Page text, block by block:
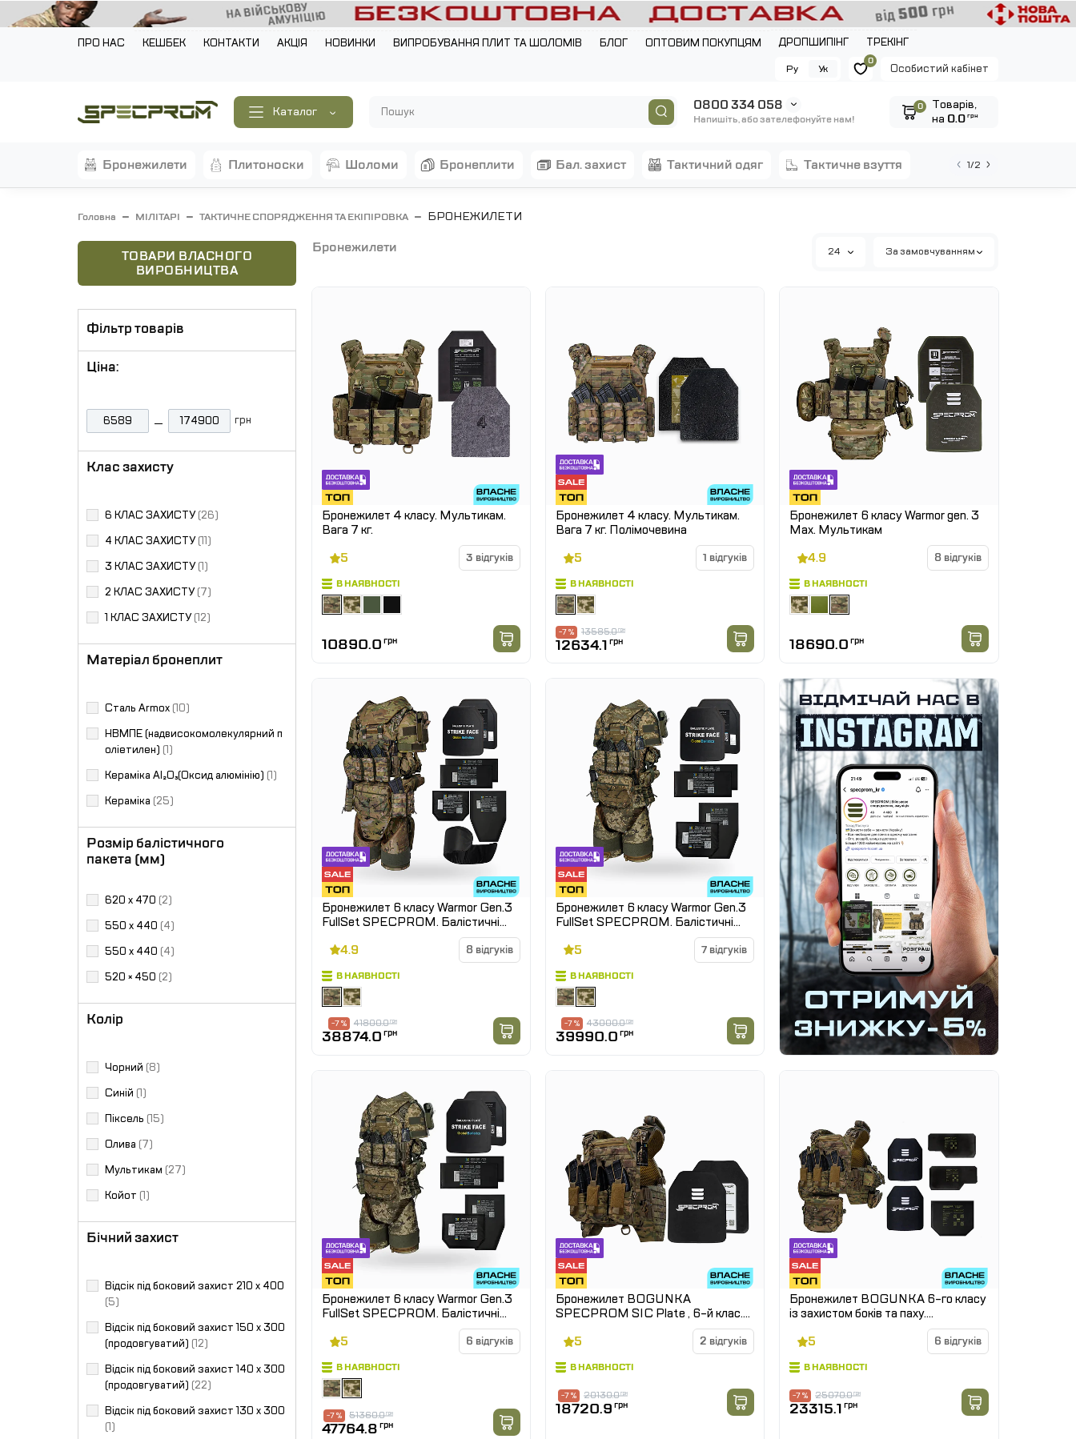
ПРО НАС КЕШБЕК КОНТАКТИ АКЦІЯ НОВИНКИ ВИПРОБУВАННЯ ПЛИТ ТА ШОЛОМІВ БЛОГ ОПТОВИМ ПОКУПЦЯМ ДРОПШИПІНГ
ТРЕКІНГ
Особистий кабінет
0
Ру Ук
Каталог 0800 334 058
Напишіть, або зателефонуйте нам!
0
Tоварів,
на 0.0грн
бронежилети плитоноски шоломи бронеплити бал. захист тактичний одяг тактичне взуття 1/2
Головна МІЛІТАРІ ТАКТИЧНЕ СПОРЯДЖЕННЯ ТА ЕКІПІРОВКА БРОНЕЖИЛЕТИ
ТОВАРИ ВЛАСНОГО
ВИРОБНИЦТВА
Фільтр товарів
Ціна:
грн
Клас захисту
6 КЛАС ЗАХИСТУ(26)
4 КЛАС ЗАХИСТУ(11)
3 КЛАС ЗАХИСТУ(1)
2 КЛАС ЗАХИСТУ(7)
1 КЛАС ЗАХИСТУ(12)
Матеріал бронеплит
Сталь Armox (10)
НВМПЕ (надвисокомолекулярний п
оліетилен) (1)
Кераміка Al₂O₃(Оксид алюмінію) (1)
Кераміка (25)
Розмір балістичного
пакета (мм)
620 х 470 (2)
550 х 440 (4)
550 x 440 (4)
520 × 450 (2)
Колір
Чорний (8)
Синій (1)
Піксель (15)
Олива (7)
Мультикам (27)
Койот (1)
Бічний захист
Відсік під боковий захист 210 х 400
(5)
Відсік під боковий захист 150 х 300
(продовгуватий) (12)
Відсік під боковий захист 140 х 300
(продовгуватий) (22)
Відсік під боковий захист 130 х 300
(1)
бронежилети 24 За замовчуванням
Бронежилет 4 класу. Мультикам.
Вага 7 кг.
5
3 відгуків
В НАЯВНОСТІ
10890.0 грн
Бронежилет 4 класу. Мультикам.
Вага 7 кг. Полімочевина
5
1 відгуків
В НАЯВНОСТІ
13585.0грн
-7 %
12634.1 грн
Бронежилет 6 класу Warmor gen. 3
Max. Мультикам
4.9
8 відгуків
В НАЯВНОСТІ
18690.0 грн
Бронежилет 6 класу Warmor Gen.3
FullSet SPECPROM. Балістичні
пакети 1 класу. Мультикам
4.9
8 відгуків
В НАЯВНОСТІ
41800.0грн
-7 %
38874.0 грн
Бронежилет 6 класу Warmor Gen.3
FullSet SPECPROM. Балістичні
пакети 1 класу. Піксель (ММ14)
5
7 відгуків
В НАЯВНОСТІ
43000.0грн
-7 %
39990.0 грн
Бронежилет 6 класу Warmor Gen.3
FullSet SPECPROM. Балістичні
пакети 2 класу. Піксель (ММ14)
5
6 відгуків
В НАЯВНОСТІ
51360.0грн
-7 %
47764.8 грн
Бронежилет BOGUNKA
SPECPROM SIC Plate , 6-й клас.
5
2 відгуків
В НАЯВНОСТІ
20130.0грн
-7 %
18720.9 грн
Бронежилет BOGUNKA 6-го класу
із захистом боків та паху.
5
6 відгуків
В НАЯВНОСТІ
25070.0грн
-7 %
23315.1 грн